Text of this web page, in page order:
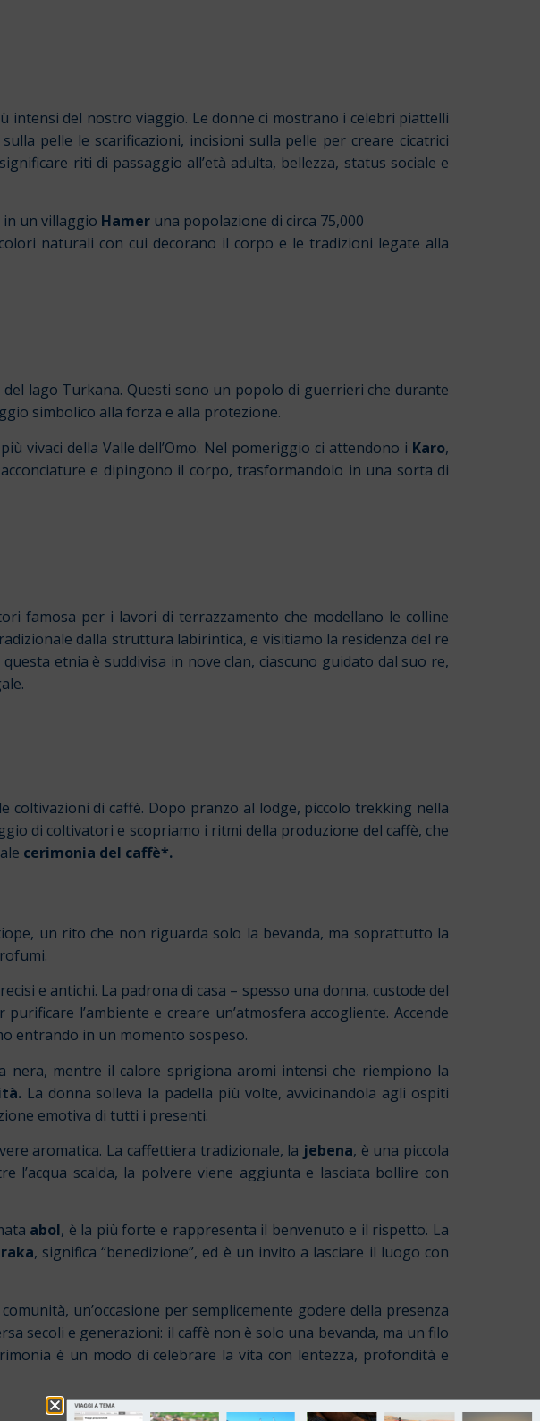
intensi del nostro viaggio. Le donne ci mostrano i celebri piattelli
pelle le scarificazioni, incisioni sulla pelle per creare cicatrici
riti di passaggio all’età adulta, bellezza, status sociale e
un villaggio Hamer una popolazione di circa 75,000
naturali con cui decorano il corpo e le tradizioni legate alla
lago Turkana. Questi sono un popolo di guerrieri che durante
simbolico alla forza e alla protezione.
vivaci della Valle dell’Omo. Nel pomeriggio ci attendono i Karo,
e dipingono il corpo, trasformandolo in una sorta di
famosa per i lavori di terrazzamento che modellano le colline
dalla struttura labirintica, e visitiamo la residenza del re
etnia è suddivisa in nove clan, ciascuno guidato dal suo re,
coltivazioni di caffè. Dopo pranzo al lodge, piccolo trekking nella
di coltivatori e scopriamo i ritmi della produzione del caffè, che
cerimonia del caffè*.
un rito che non riguarda solo la bevanda, ma soprattutto la
e antichi. La padrona di casa – spesso una donna, custode del
l’ambiente e creare un’atmosfera accogliente. Accende
entrando in un momento sospeso.
nera, mentre il calore sprigiona aromi intensi che riempiono la
La donna solleva la padella più volte, avvicinandola agli ospiti
emotiva di tutti i presenti.
aromatica. La caffettiera tradizionale, la jebena, è una piccola
l’acqua scalda, la polvere viene aggiunta e lasciata bollire con
abol, è la più forte e rappresenta il benvenuto e il rispetto. La
, significa “benedizione”, ed è un invito a lasciare il luogo con
un’occasione per semplicemente godere della presenza
secoli e generazioni: il caffè non è solo una bevanda, ma un filo
è un modo di celebrare la vita con lentezza, profondità e